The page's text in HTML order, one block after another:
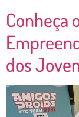
Conheça
dos